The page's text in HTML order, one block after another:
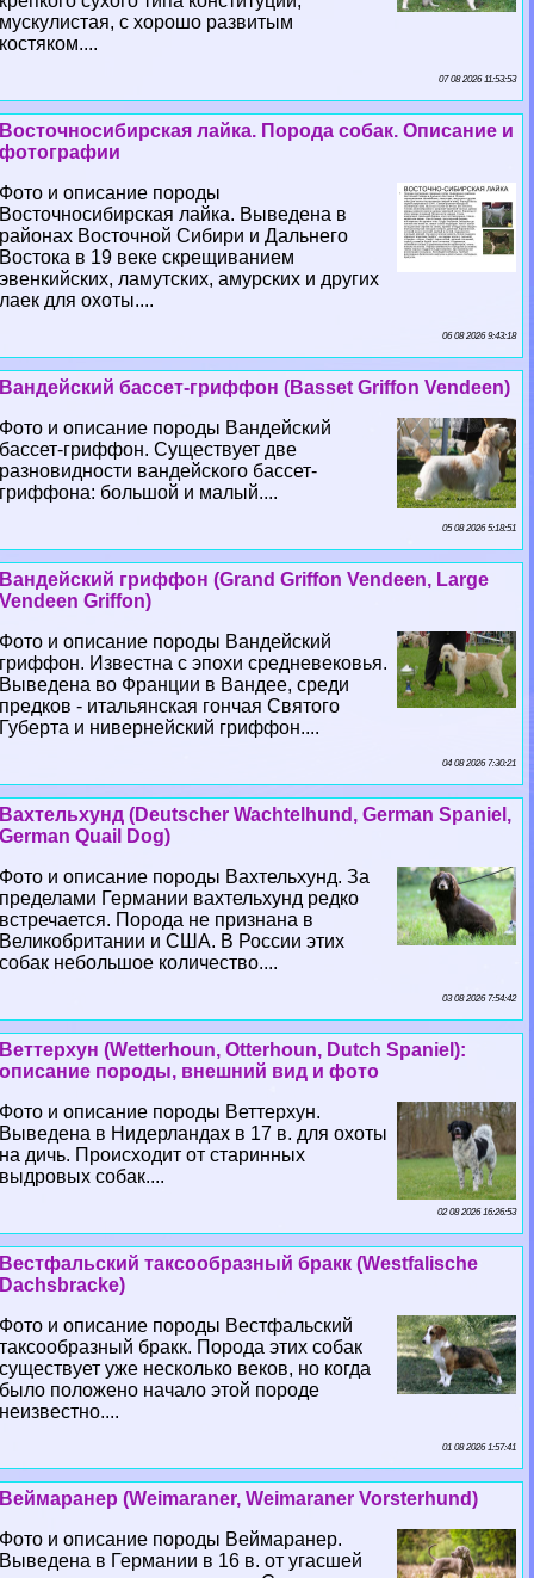
мускулистая, с хорошо развитым
костяком....
07 08 2026 11:53:53
Восточносибирская лайка. Порода собак. Описание и
фотографии
Фото и описание породы
Восточносибирская лайка. Выведена в
районах Восточной Сибири и Дальнего
Востока в 19 веке скрещиванием
эвенкийских, ламутских, амурских и других
лаек для охоты....
06 08 2026 9:43:18
Вандейский бассет-гриффон (Basset Griffon Vendeen)
Фото и описание породы Вандейский
бассет-гриффон. Существует две
разновидности вандейского бассет-
гриффона: большой и малый....
05 08 2026 5:18:51
Вандейский гриффон (Grand Griffon Vendeen, Large
Vendeen Griffon)
Фото и описание породы Вандейский
гриффон. Известна с эпохи средневековья.
Выведена во Франции в Вандее, среди
предков - итальянская гончая Святого
Губерта и нивернейский гриффон....
04 08 2026 7:30:21
Вахтельхунд (Deutscher Wachtelhund, German Spaniel,
German Quail Dog)
Фото и описание породы Вахтельхунд. За
пределами Германии вахтельхунд редко
встречается. Порода не признана в
Великобритании и США. В России этих
собак небольшое количество....
03 08 2026 7:54:42
Веттерхун (Wetterhoun, Otterhoun, Dutch Spaniel):
описание породы, внешний вид и фото
Фото и описание породы Веттерхун.
Выведена в Нидерландах в 17 в. для охоты
на дичь. Происходит от старинных
выдровых собак....
02 08 2026 16:26:53
Вестфальский таксообразный бpaкк (Westfalische
Dachsbracke)
Фото и описание породы Вестфальский
таксообразный бpaкк. Порода этих собак
существует уже несколько веков, но когда
было положено начало этой породе
неизвестно....
01 08 2026 1:57:41
Веймаранер (Weimaraner, Weimaraner Vorsterhund)
Фото и описание породы Веймаранер.
Выведена в Германии в 16 в. от угасшей